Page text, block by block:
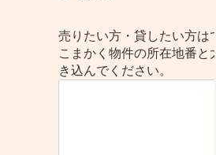
売りたい方・貸したい方は
こまかく物件の所在地番と
き込んでください。